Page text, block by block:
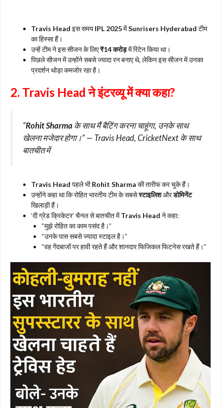
Travis Head इस समय IPL 2025मेंSunrisers Hyderabad टीम
का हिस्सा हैं।
उन्हें टीम ने इस सीजन के लिए₹14 करोड़में रिटेन किया था।
पिछले सीजन में उन्होंने सबसे ज्यादा रन बनाए थे, लेकिन इस सीजन में उनका
प्रदर्शन थोड़ा कमजोर रहा है।
2. Travis Head ने इंटरव्यू में क्या कहा?
“Rohit Sharmaके साथ मैं बैटिंग करना चाहूंगा, उनके साथ
खेलना मजेदार होगा।” — Travis Head, CricketNext के साथ
बातचीत में
Travis Head पहले भीRohit Sharma की तारीफ कर चुके हैं।
उन्होंने कहा था कि रोहित भारतीय टीम के सबसेस्टाइलिशऔरडोमिनेंट
खिलाड़ी हैं।
‘दी ग्रेड क्रिकेटर’ चैनल से बातचीत मेंTravis Head ने कहा:
“मुझे रोहित का काम पसंद है।”
“उनके पास सबसे ज्यादा स्टाइल है।”
“वह गेंदबाजों पर हावी रहते हैं और शानदार फिजिकल फिटनेस रखते हैं।”